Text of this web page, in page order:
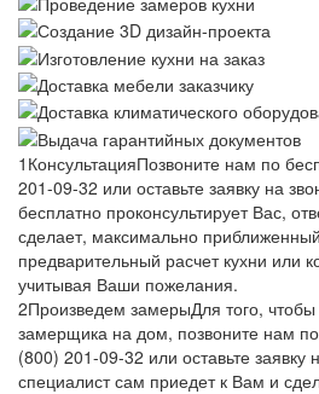
1 КонсультацияПозвоните нам по
201-09-32 или оставьте заявку на
бесплатно проконсультирует Вас,
сделает, максимально
предварительный расчет кухни или
учитывая Ваши пожелания.
2Произведем замерыДля того,
замерщика на дом, позвоните нам
(800) 201-09-32 или оставьте
специалист сам приедет к Вам и